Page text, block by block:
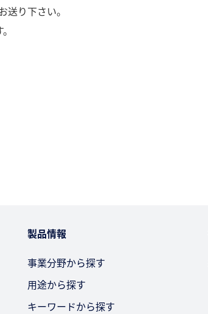
り下さい。
製品情報
事業分野から探す
用途から探す
キーワードから探す